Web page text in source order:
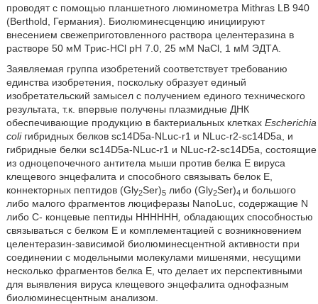
проводят с помощью планшетного люминометра Mithras LB 940
(Berthold, Германия). Биолюминесценцию инициируют
внесением свежеприготовленного раствора целентеразина в
растворе 50 мМ Трис-HCl рН 7.0, 25 мМ NaCl, 1 мМ ЭДТА.
Заявляемая группа изобретений соответствует требованию
единства изобретения, поскольку образует единый
изобретательский замысел с получением единого технического
результата, т.к. впервые получены плазмидные ДНК
обеспечивающие продукцию в бактериальных клетках Escherichia
coliгибридных белков sc14D5a-NLuc-r1 и NLuc-r2-sc14D5a, и
гибридные белки sc14D5a-NLuc-r1 и NLuc-r2-sc14D5a, состоящие
из одноцепочечного антитела мыши против белка Е вируса
клещевого энцефалита и способного связывать белок Е,
коннекторных пептидов (Gly2Ser)5либо (Gly2Ser)4 и большого
либо малого фрагментов люциферазы NanoLuc, содержащие N
либо С- концевые пептиды НННННН обладающих способностью
связываться с белком Е и комплементацией с возникновением
целентеразин-зависимой биолюминесцентной активности при
соединении с модельными молекулами мишенями, несущими
несколько фрагментов белка Е, что делает их перспективными
для выявления вируса клещевого энцефалита однофазным
биолюминесцентным анализом.